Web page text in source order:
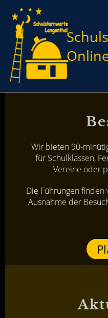
Wir bieten 90-
für Schulklassen,
Vereine oder
Die Führungen
Ausnahme der